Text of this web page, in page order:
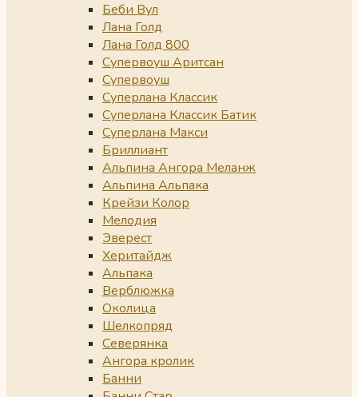
Беби Вул
Лана Голд
Лана Голд 800
Супервоуш Аритсан
Супервоуш
Суперлана Классик
Суперлана Классик Батик
Суперлана Макси
Бриллиант
Альпина Ангора Меланж
Альпина Альпака
Крейзи Колор
Мелодия
Эверест
Херитайдж
Альпака
Верблюжка
Околица
Шелкопряд
Северянка
Ангора кролик
Банни